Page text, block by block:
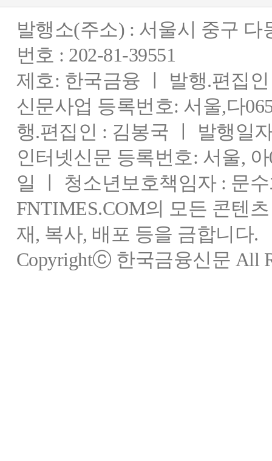
발행소(주소) : 서울시 중구
번호 : 202-81-39551
제호: 한국금융 ㅣ 발행.편집
신문사업 등록번호: 서울,다
행.편집인 : 김봉국 ㅣ 발행일
인터넷신문 등록번호: 서울,
일 ㅣ 청소년보호책임자 : 문
FNTIMES.COM의 모든 콘텐
재, 복사, 배포 등을 금합니다.
Copyrightⓒ 한국금융신문 All